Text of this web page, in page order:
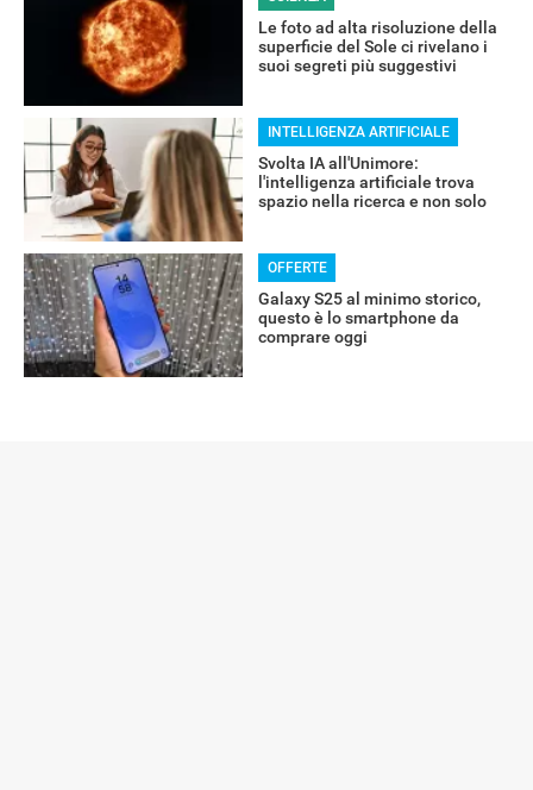
Le foto ad alta risoluzione della
superficie del Sole ci rivelano i
suoi segreti più suggestivi
INTELLIGENZA ARTIFICIALE
Svolta IA all'Unimore:
l'intelligenza artificiale trova
spazio nella ricerca e non solo
OFFERTE
Galaxy S25 al minimo storico,
questo è lo smartphone da
comprare oggi